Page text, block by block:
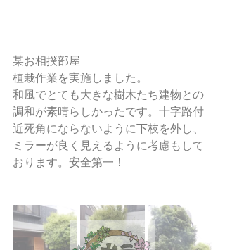
某お相撲部屋
植栽作業を実施しました。
和風でとても大きな樹木たち建物との
調和が素晴らしかったです。十字路付
近死角にならないように下枝を外し、
ミラーが良く見えるように考慮もして
おります。安全第一！